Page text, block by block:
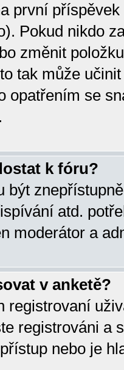
první
Pokud nikdo
změnit
tak může
opatřením se
k fóru?
být
atd.
moderátor a
v anketě?
registrovaní
registrováni a
nebo je